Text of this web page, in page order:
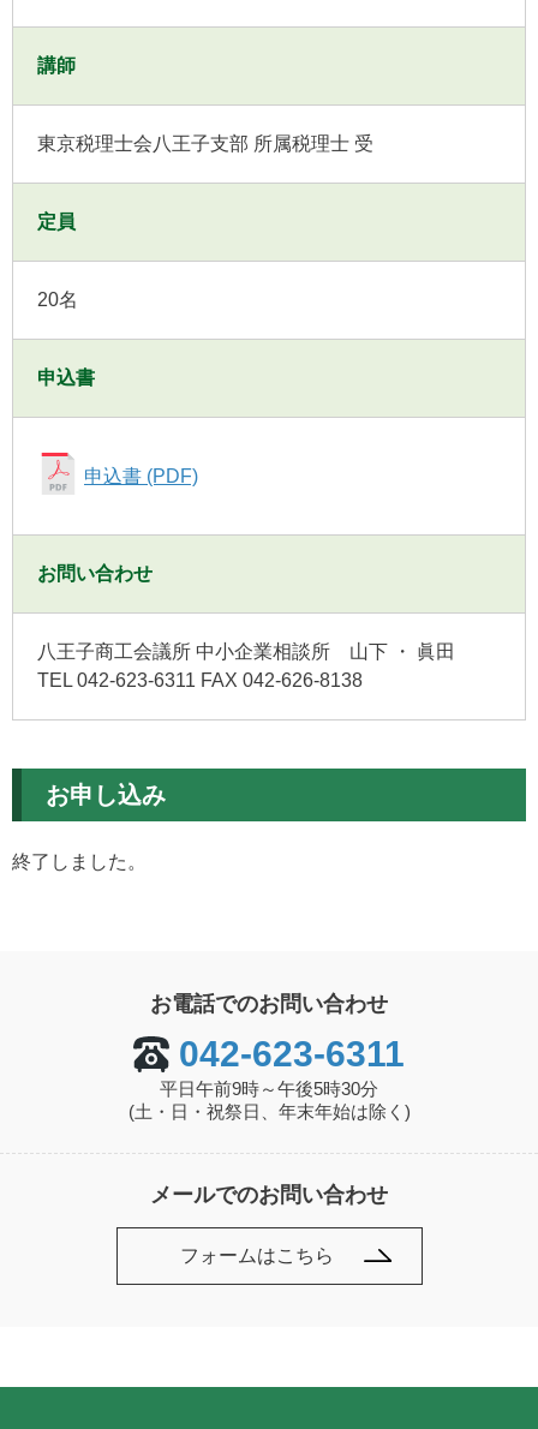
講師
東京税理士会八王子支部 所属税理士 受
定員
20名
申込書
申込書 (PDF)
お問い合わせ
八王子商工会議所 中小企業相談所 山下 ・ 眞田
TEL 042-623-6311 FAX 042-626-8138
お申し込み
終了しました。
お電話でのお問い合わせ
042-623-6311
平日午前9時～午後5時30分
(土・日・祝祭日、年末年始は除く)
メールでのお問い合わせ
フォームはこちら